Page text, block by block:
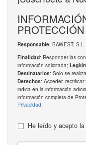
Responsable: BAWEST, S.L.
Finalidad: Responder las
información solicitada;
Destinatarios: Solo se
Derechos: Acceder,
indica en la información
información completa de
Privacidad.
He leído y acepto la